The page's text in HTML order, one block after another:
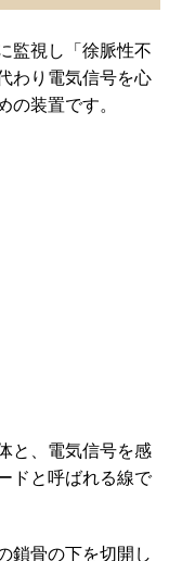
監視し「徐脈性不
わり電気信号を心
装置です。
と、電気信号を感
ドと呼ばれる線で
鎖骨の下を切開し